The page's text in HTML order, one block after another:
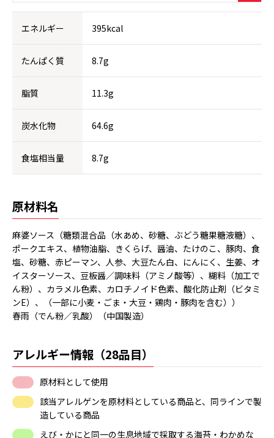
エネルギー 395kcal
たんぱく質 8.7g
脂質 11.3g
炭水化物 64.6g
食塩相当量 8.7g
原材料名
麻婆ソース（糖類混合品（水あめ、砂糖、ぶどう糖果糖液糖）、
ポークエキス、植物油脂、きくらげ、醤油、たけのこ、豚肉、食
塩、砂糖、赤ピーマン、人参、大豆たん白、にんにく、生姜、オ
イスターソース、豆板醤／調味料（アミノ酸等）、糊料（加工で
ん粉）、カラメル色素、カロチノイド色素、酸化防止剤（ビタミ
ンE）、（一部に小麦・ごま・大豆・鶏肉・豚肉を含む））
春雨（でん粉／乳酸）（中国製造）
アレルギー情報（28品目）
原材料として使用
該当アレルゲンを原材料としている商品と、同ラインで製
造している商品
えび・かにと同一の生息地域で採取する海苔・わかめな